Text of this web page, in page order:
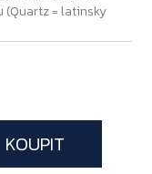
= latinsky
KOUPIT